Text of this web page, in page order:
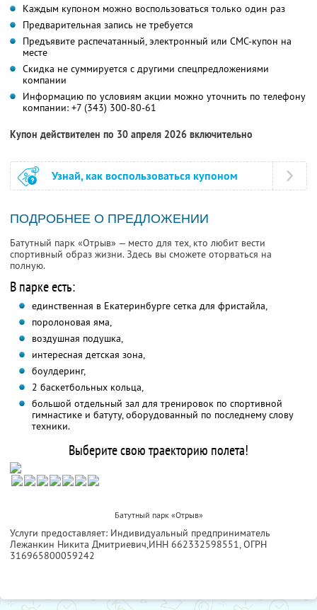
Каждым купоном можно воспользоваться только один раз
Предварительная запись не требуется
Предъявите распечатанный, электронный или СМС-купон на
месте
Скидка не суммируется с другими спецпредложениями
компании
Информацию по условиям акции можно уточнить по телефону
компании: +7 (343) 300-80-61
Купон действителен по 30 апреля 2026 включительно
Узнай, как воспользоваться купоном
ПОДРОБНЕЕ О ПРЕДЛОЖЕНИИ
Батутный парк «Отрыв» — место для тех, кто любит вести
спортивный образ жизни. Здесь вы сможете оторваться на
полную.
В парке есть:
единственная в Екатеринбурге сетка для фристайла,
поролоновая яма,
воздушная подушка,
интересная детская зона,
боулдеринг,
2 баскетбольных кольца,
большой отдельный зал для тренировок по спортивной
гимнастике и батуту, оборудованный по последнему слову
техники.
Выберите свою траекторию полета!
Батутный парк «Отрыв»
Услуги предоставляет: Индивидуальный предприниматель
Лежанкин Никита Дмитриевич,ИНН 662332598551, ОГРН
316965800059242